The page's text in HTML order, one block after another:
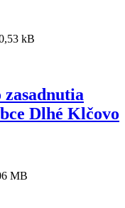
kB
zasadnutia
Dlhé Klčovo
MB